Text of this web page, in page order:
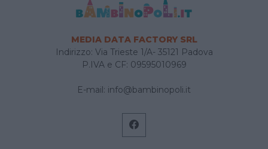
MEDIA DATA FACTORY SRL
Indirizzo: Via Trieste 1/A- 35121 Padova
P.IVA e CF: 09595010969
E-mail: info@bambinopoli.it